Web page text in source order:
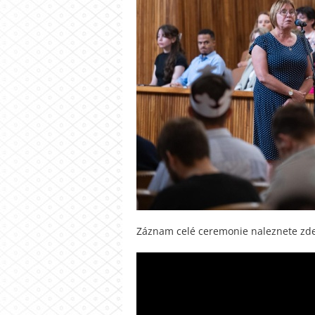
Záznam celé ceremonie naleznete